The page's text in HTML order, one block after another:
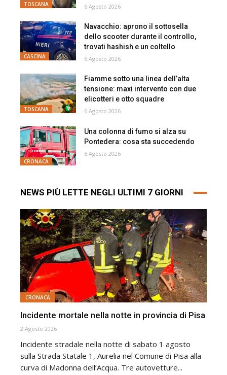
TOSCANA 6 Agosto 2026
CASCINA
Navacchio: aprono il sottosella
dello scooter durante il controllo,
trovati hashish e un coltello
6 Agosto 2026
TOSCANA
Fiamme sotto una linea dell’alta
tensione: maxi intervento con due
elicotteri e otto squadre
6 Agosto 2026
CRONACA
Una colonna di fumo si alza su
Pontedera: cosa sta succedendo
6 Agosto 2026
NEWS PIÙ LETTE NEGLI ULTIMI 7 GIORNI
CRONACA
Incidente mortale nella notte in provincia di Pisa
2 Agosto 2026
Incidente stradale nella notte di sabato 1 agosto
sulla Strada Statale 1, Aurelia nel Comune di Pisa alla
curva di Madonna dell’Acqua. Tre autovetture...